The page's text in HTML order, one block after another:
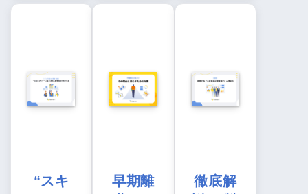
“スキ
早期離
徹底解